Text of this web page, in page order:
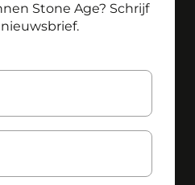
Stone Age? Schrijf